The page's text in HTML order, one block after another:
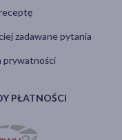
zadawane pytania
prywatności
PŁATNOŚCI